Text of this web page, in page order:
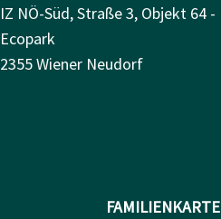
IZ NÖ-Süd, Straße 3, Objekt 64 -
Ecopark
2355 Wiener Neudorf
FAMILIENKARTE